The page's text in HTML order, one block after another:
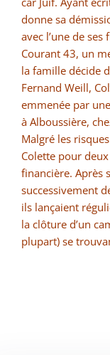
donne sa
avec l’une de ses
Courant 43, un
la famille décide
Fernand Weill,
emmenée par
à Alboussière,
Malgré les
Colette pour
financière. Après
successivement
ils lançaient
la clôture d’un
plupart) se